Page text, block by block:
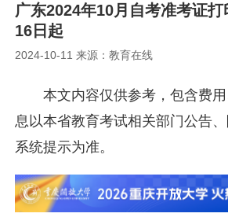
广东2024年10月自考准考证打
16日起
2024-10-11 来源：教育在线
本文内容仅供参考，包含费
息以本省教育考试相关部门公告
系统提示为准。